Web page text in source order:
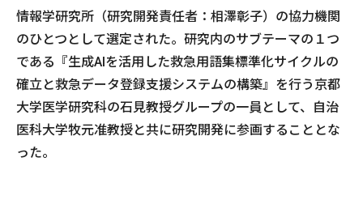
情報学研究所（研究開発責任者：相澤彰子）の協力機関
のひとつとして選定された。研究内のサブテーマの１つ
である『生成AIを活用した救急用語集標準化サイクルの
確立と救急データ登録支援システムの構築』を行う京都
大学医学研究科の石見教授グループの一員として、自治
医科大学牧元准教授と共に研究開発に参画することとな
った。